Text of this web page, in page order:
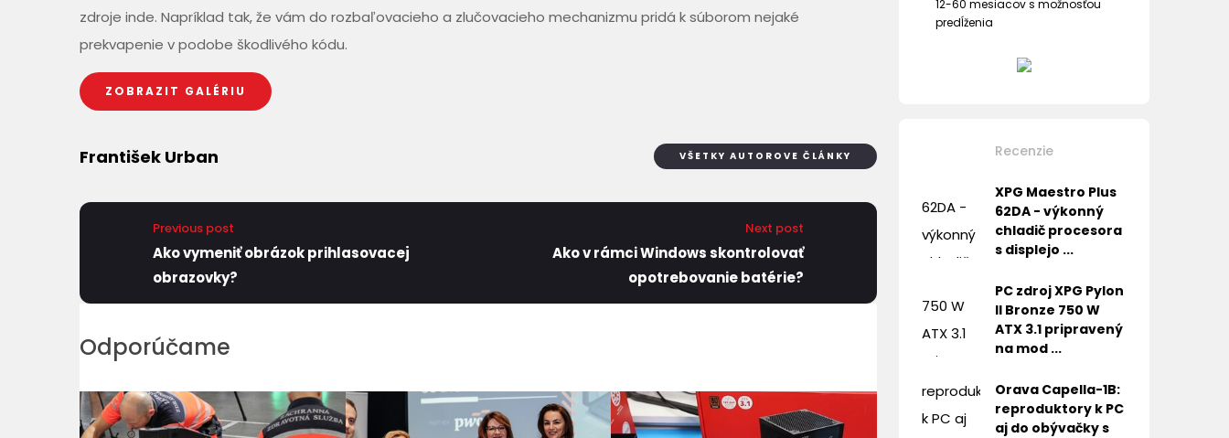
zdroje inde. Napríklad tak, že vám do rozbaľovacieho a zlučovacieho mechanizmu pridá k súborom nejaké
prekvapenie v podobe škodlivého kódu.
ZOBRAZIT GALÉRIU
František Urban VŠETKY AUTOROVE ČLÁNKY
Previous post
Ako vymeniť obrázok prihlasovacej
obrazovky?
Next post
Ako v rámci Windows skontrolovať
opotrebovanie batérie?
Odporúčame
12-60 mesiacov s možnosťou
predĺženia
Recenzie
XPG Maestro Plus
62DA - výkonný
chladič procesora
s displejo ...
PC zdroj XPG Pylon
II Bronze 750 W
ATX 3.1 pripravený
na mod ...
Orava Capella-1B:
reproduktory k PC
aj do obývačky s